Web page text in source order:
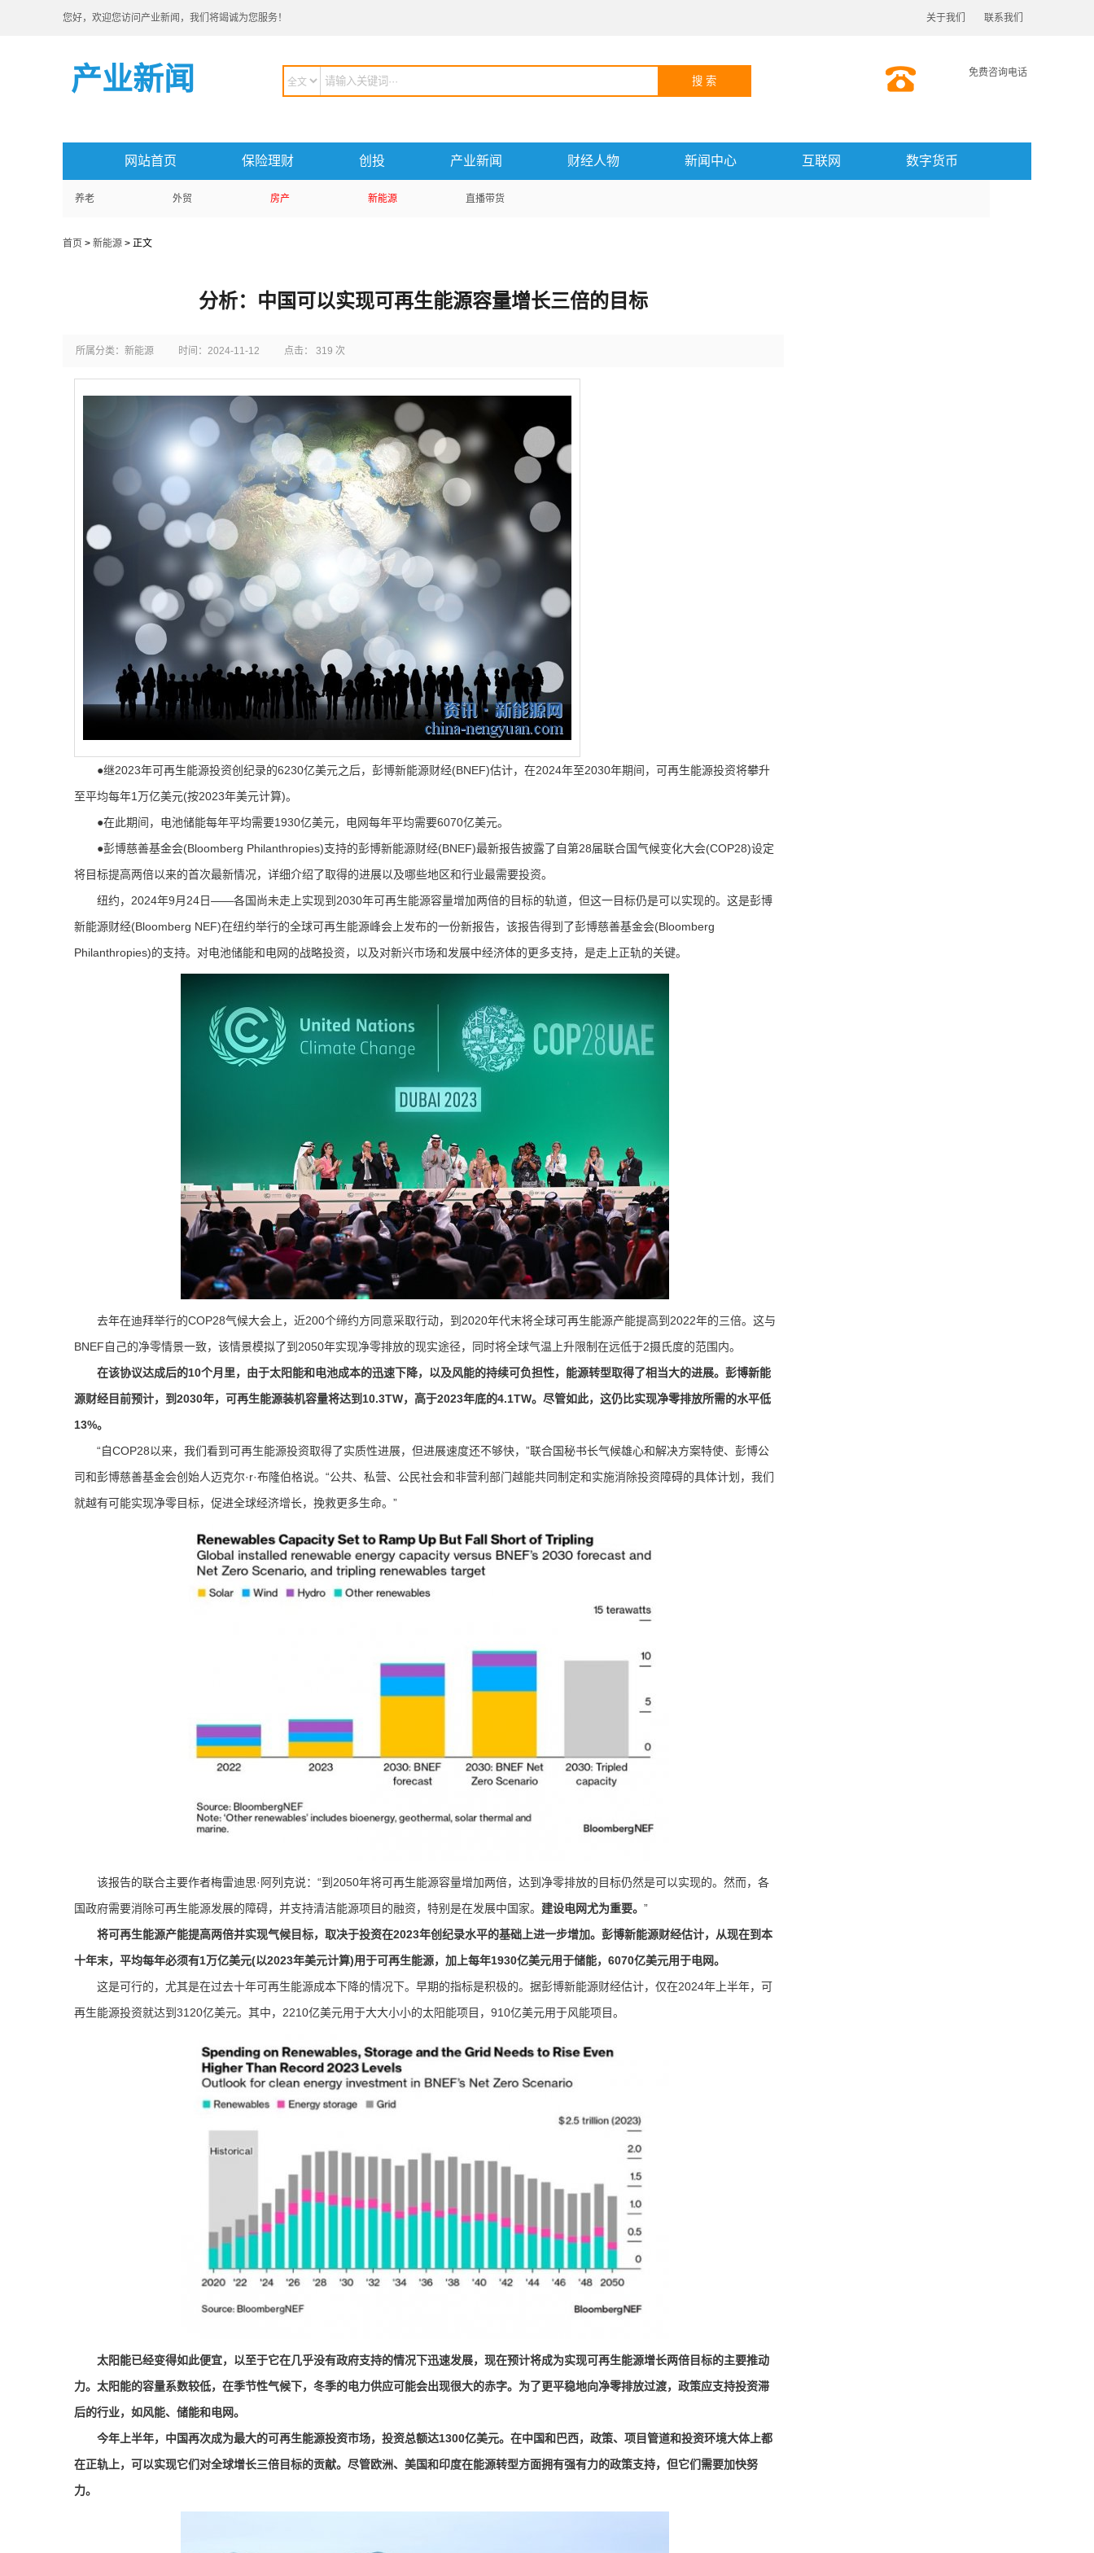
您好，欢迎您访问产业新闻，我们将竭诚为您服务！ 关于我们 联系我们
产业新闻 搜 索
免费咨询电话
网站首页 保险理财 创投 产业新闻 财经人物 新闻中心 互联网 数字货币
养老 外贸 房产 新能源 直播带货
首页 > 新能源 > 正文
分析：中国可以实现可再生能源容量增长三倍的目标
所属分类：新能源 时间：2024-11-12 点击： 319 次
●继2023年可再生能源投资创纪录的6230亿美元之后，彭博新能源财经(BNEF)估计，在2024年至2030年期间，可再生能源投资将攀升
至平均每年1万亿美元(按2023年美元计算)。
●在此期间，电池储能每年平均需要1930亿美元，电网每年平均需要6070亿美元。
●彭博慈善基金会(Bloomberg Philanthropies)支持的彭博新能源财经(BNEF)最新报告披露了自第28届联合国气候变化大会(COP28)设定
将目标提高两倍以来的首次最新情况，详细介绍了取得的进展以及哪些地区和行业最需要投资。
纽约，2024年9月24日——各国尚未走上实现到2030年可再生能源容量增加两倍的目标的轨道，但这一目标仍是可以实现的。这是彭博
新能源财经(Bloomberg NEF)在纽约举行的全球可再生能源峰会上发布的一份新报告，该报告得到了彭博慈善基金会(Bloomberg
Philanthropies)的支持。对电池储能和电网的战略投资，以及对新兴市场和发展中经济体的更多支持，是走上正轨的关键。
去年在迪拜举行的COP28气候大会上，近200个缔约方同意采取行动，到2020年代末将全球可再生能源产能提高到2022年的三倍。这与
BNEF自己的净零情景一致，该情景模拟了到2050年实现净零排放的现实途径，同时将全球气温上升限制在远低于2摄氏度的范围内。
在该协议达成后的10个月里，由于太阳能和电池成本的迅速下降，以及风能的持续可负担性，能源转型取得了相当大的进展。彭博新能
源财经目前预计，到2030年，可再生能源装机容量将达到10.3TW，高于2023年底的4.1TW。尽管如此，这仍比实现净零排放所需的水平低
13%。
“自COP28以来，我们看到可再生能源投资取得了实质性进展，但进展速度还不够快，”联合国秘书长气候雄心和解决方案特使、彭博公
司和彭博慈善基金会创始人迈克尔·r·布隆伯格说。“公共、私营、公民社会和非营利部门越能共同制定和实施消除投资障碍的具体计划，我们
就越有可能实现净零目标，促进全球经济增长，挽救更多生命。”
该报告的联合主要作者梅雷迪思·阿列克说：“到2050年将可再生能源容量增加两倍，达到净零排放的目标仍然是可以实现的。然而，各
国政府需要消除可再生能源发展的障碍，并支持清洁能源项目的融资，特别是在发展中国家。 建设电网尤为重要。 ”
将可再生能源产能提高两倍并实现气候目标，取决于投资在2023年创纪录水平的基础上进一步增加。彭博新能源财经估计，从现在到本
十年末，平均每年必须有1万亿美元(以2023年美元计算)用于可再生能源，加上每年1930亿美元用于储能，6070亿美元用于电网。
这是可行的，尤其是在过去十年可再生能源成本下降的情况下。早期的指标是积极的。据彭博新能源财经估计，仅在2024年上半年，可
再生能源投资就达到3120亿美元。其中，2210亿美元用于大大小小的太阳能项目，910亿美元用于风能项目。
太阳能已经变得如此便宜，以至于它在几乎没有政府支持的情况下迅速发展，现在预计将成为实现可再生能源增长两倍目标的主要推动
力。太阳能的容量系数较低，在季节性气候下，冬季的电力供应可能会出现很大的赤字。为了更平稳地向净零排放过渡，政策应支持投资滞
后的行业，如风能、储能和电网。
今年上半年，中国再次成为最大的可再生能源投资市场，投资总额达1300亿美元。在中国和巴西，政策、项目管道和投资环境大体上都
在正轨上，可以实现它们对全球增长三倍目标的贡献。尽管欧洲、美国和印度在能源转型方面拥有强有力的政策支持，但它们需要加快努
力。